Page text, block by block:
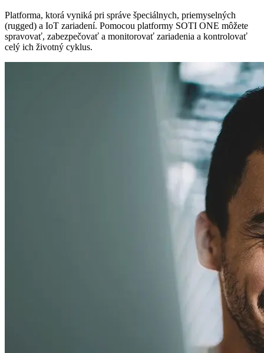
Platforma, ktorá vyniká pri správe špeciálnych, priemyselných
(rugged) a IoT zariadení. Pomocou platformy SOTI ONE môžete
spravovať, zabezpečovať a monitorovať zariadenia a kontrolovať
celý ich životný cyklus.